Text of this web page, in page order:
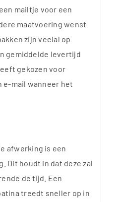
mailtje voor een
maatvoering wenst
zijn veelal op
gemiddelde levertijd
gekozen voor
e-mail wanneer het
afwerking is een
Dit houdt in dat deze zal
de tijd. Een
treedt sneller op in